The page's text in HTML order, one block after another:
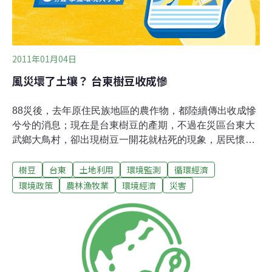
2011年01月04日
風災壞了土壤？ 台東樹豆收成慘
88災後，去年原住民族地區的農作物，都陸續傳出收成慘
兮兮的消息；現在是台東樹豆的產期，不過在災區台東大
武鄉大鳥村，卻出現樹豆一開花就枯死的現象，居民懷疑
豆田裡，走幾步就可以看見樹枝凋零、乾枯的現象。原本
開花期，花朵長得很漂亮，卻出現樹豆直接枯死的現象，
象，農民紛紛質疑是風災過後，土質遭破壞，感嘆種什麼
樹豆 台東 土地利用 環境監測
循環經濟
環境政策
農林漁牧業 環境經濟 災害